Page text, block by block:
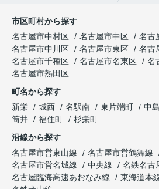
市区町村から探す
名古屋市中村区
名古屋市中区
名古
名古屋市中川区
名古屋市東区
名古
名古屋市千種区
名古屋市名東区
名
名古屋市熱田区
町名から探す
新栄
城西 名駅南 東片端町 中
筒井
福住町
杉栄町
沿線から探す
名古屋市営東山線
名古屋市営鶴舞線
名古屋市営名城線
中央線
名鉄名古
名古屋臨海高速あおなみ線
東海道本